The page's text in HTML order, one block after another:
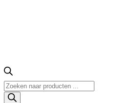
Producten
zoeken